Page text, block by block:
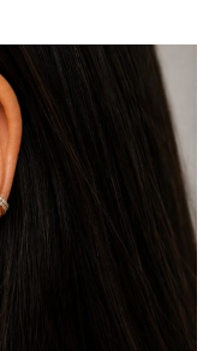
:
guide
complet
ce
piercing
tendance